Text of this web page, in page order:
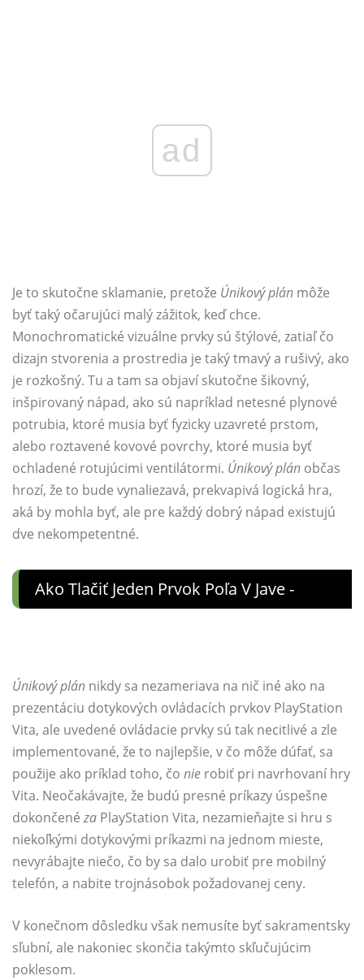
ad
Je to skutočne sklamanie, pretože Únikový plán môže
byť taký očarujúci malý zážitok, keď chce.
Monochromatické vizuálne prvky sú štýlové, zatiaľ čo
dizajn stvorenia a prostredia je taký tmavý a rušivý, ako
je rozkošný. Tu a tam sa objaví skutočne šikovný,
inšpirovaný nápad, ako sú napríklad netesné plynové
potrubia, ktoré musia byť fyzicky uzavreté prstom,
alebo roztavené kovové povrchy, ktoré musia byť
ochladené rotujúcimi ventilátormi. Únikový plán občas
hrozí, že to bude vynaliezavá, prekvapivá logická hra,
aká by mohla byť, ale pre každý dobrý nápad existujú
dve nekompetentné.
Ako Tlačiť Jeden Prvok Poľa V Jave -
Únikový plán nikdy sa nezameriava na nič iné ako na
prezentáciu dotykových ovládacích prvkov PlayStation
Vita, ale uvedené ovládacie prvky sú tak necitlivé a zle
implementované, že to najlepšie, v čo môže dúfať, sa
použije ako príklad toho, čo nie robiť pri navrhovaní hry
Vita. Neočakávajte, že budú presné príkazy úspešne
dokončené za PlayStation Vita, nezamieňajte si hru s
niekoľkými dotykovými príkazmi na jednom mieste,
nevyrábajte niečo, čo by sa dalo urobiť pre mobilný
telefón, a nabite trojnásobok požadovanej ceny.
V konečnom dôsledku však nemusíte byť sakramentsky
sľubní, ale nakoniec skončia takýmto skľučujúcim
poklesom.